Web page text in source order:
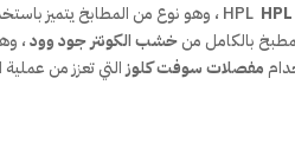
، وهو نوع من المطابخ يتميز
بالكامل منخشب الكونتر جود وود،
مفصلات سوفت كلوزالتي تعزز من